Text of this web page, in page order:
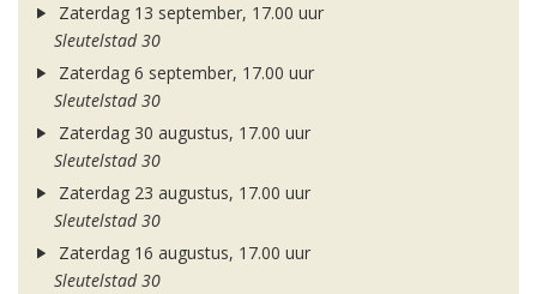
Zaterdag 13 september, 17.00 uur
Sleutelstad 30
Zaterdag 6 september, 17.00 uur
Sleutelstad 30
Zaterdag 30 augustus, 17.00 uur
Sleutelstad 30
Zaterdag 23 augustus, 17.00 uur
Sleutelstad 30
Zaterdag 16 augustus, 17.00 uur
Sleutelstad 30